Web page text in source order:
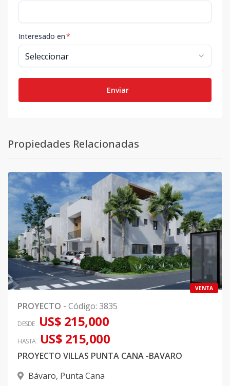
Interesado en*
Enviar
Propiedades Relacionadas
VENTA
PROYECTO - Código: 3835
DESDE US$ 215,000
HASTA US$ 215,000
PROYECTO VILLAS PUNTA CANA -BAVARO
Bávaro, Punta Cana